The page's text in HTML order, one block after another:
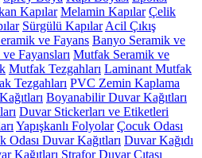
Kapılar Melamin Kapılar Çelik
Sürgülü Kapılar Acil Çıkış
ve Fayans Banyo Seramik ve
Fayansları Mutfak Seramik ve
Mutfak Tezgahları Laminant Mutfak
Tezgahları PVC Zemin Kaplama
Boyanabilir Duvar Kağıtları
Duvar Stickerları ve Etiketleri
Yapışkanlı Folyolar Çocuk Odası
Odası Duvar Kağıtları Duvar Kağıdı
Kağıtları Strafor Duvar Çıtası